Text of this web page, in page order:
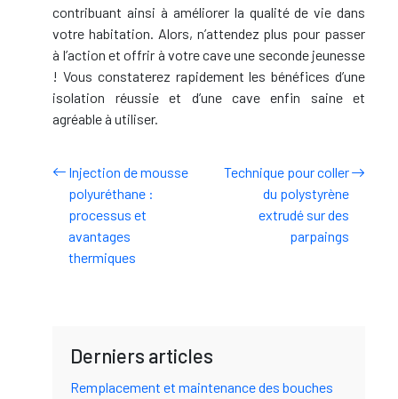
contribuant ainsi à améliorer la qualité de vie dans
votre habitation. Alors, n’attendez plus pour passer
à l’action et offrir à votre cave une seconde jeunesse
! Vous constaterez rapidement les bénéfices d’une
isolation réussie et d’une cave enfin saine et
agréable à utiliser.
Injection de mousse
polyuréthane :
processus et
avantages
thermiques
Technique pour coller
du polystyrène
extrudé sur des
parpaings
Derniers articles
Remplacement et maintenance des bouches